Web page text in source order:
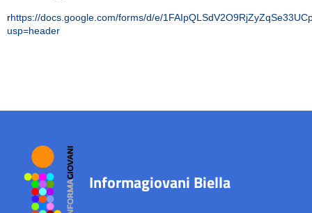
rhttps://docs.google.com/forms/d/e/
usp=header
Informagiovani Biella